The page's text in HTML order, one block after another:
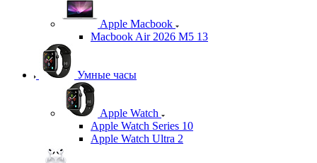
Apple Macbook
Macbook Air 2026 M5 13
Умные часы
Apple Watch
Apple Watch Series 10
Apple Watch Ultra 2